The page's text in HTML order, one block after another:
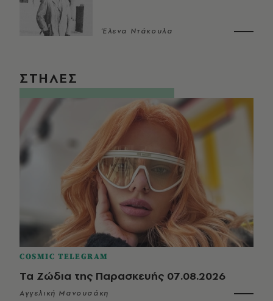
Έλενα Ντάκουλα
ΣΤΗΛΕΣ
COSMIC TELEGRAM
Τα Ζώδια της Παρασκευής 07.08.2026
Αγγελική Μανουσάκη